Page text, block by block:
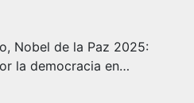
Nobel de la Paz 2025:
la democracia en…